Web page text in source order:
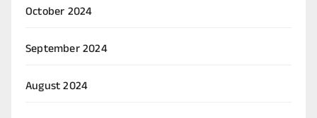
October 2024
September 2024
August 2024